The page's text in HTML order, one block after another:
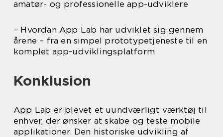
amatør- og professionelle app-udviklere
– Hvordan App Lab har udviklet sig gennem
årene – fra en simpel prototypetjeneste til en
komplet app-udviklingsplatform
Konklusion
App Lab er blevet et uundværligt værktøj til
enhver, der ønsker at skabe og teste mobile
applikationer. Den historiske udvikling af